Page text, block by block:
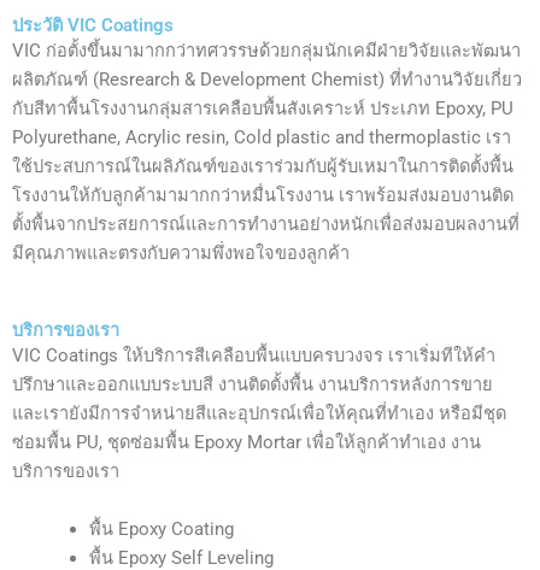
ประวัติ VIC Coatings
VIC ก่อตั้งขึ้นมามากกว่าทศวรรษด้วยกลุ่มนักเคมีฝ่ายวิจัยและพัฒนา
ผลิตภัณฑ์ (Resrearch & Development Chemist) ที่ทำงานวิจัยเกี่ยว
กับสีทาพื้นโรงงานกลุ่มสารเคลือบพื้นสังเคราะห์ ประเภท Epoxy, PU
Polyurethane, Acrylic resin, Cold plastic and thermoplastic เรา
ใช้ประสบการณ์ในผลิภัณฑ์ของเราร่วมกับผู้รับเหมาในการติดตั้งพื้น
โรงงานให้กับลูกค้ามามากกว่าหมื่นโรงงาน เราพร้อมส่งมอบงานติด
ตั้งพื้นจากประสยการณ์และการทำงานอย่างหนักเพื่อส่งมอบผลงานที่
มีคุณภาพและตรงกับความพึ่งพอใจของลูกค้า
บริการของเรา
VIC Coatings ให้บริการสีเคลือบพื้นแบบครบวงจร เราเริ่มทีให้คำ
ปรึกษาและออกแบบระบบสี งานติดตั้งพื้น งานบริการหลังการขาย
และเรายังมีการจำหน่ายสีและอุปกรณ์เพื่อให้คุณที่ทำเอง หรือมีชุด
ซ่อมพื้น PU, ชุดซ่อมพื้น Epoxy Mortar เพื่อให้ลูกค้าทำเอง งาน
บริการของเรา
พื้น Epoxy Coating
พื้น Epoxy Self Leveling